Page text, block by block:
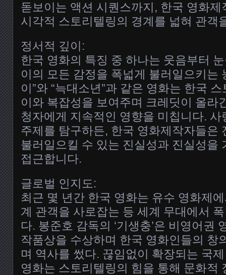
돋보이는 액션 시퀀스까지, 한국 영화
시각적 스토리텔링의 경계를 넓혀 관객
정서적 깊이:
한국 영화의 특징 중 하나는 웃음부터
이의 모든 감정을 폭넓게 불러일으키는
이”와 “늑대소년”과 같은 영화는 한국
이와 복잡성을 보여주며 크레딧이 올라
청자에게 지속적인 영향을 미칩니다.
주제를 탐구하든, 한국 영화제작자들은
불러일으킬 수 있는 진실성과 진실성을
접근합니다.
글로벌 인지도:
최근 몇 년간 한국 영화는 유수 영화제
계 관객을 사로잡는 등 세계 무대에서
다. 봉준호 감독의 ‘기생충’은 비영어권
작품상을 수상하며 한국 영화인들의 창
며 역사를 썼다. 끊임없이 확장되는 국
영화는 스토리텔링의 힘을 통해 문화적